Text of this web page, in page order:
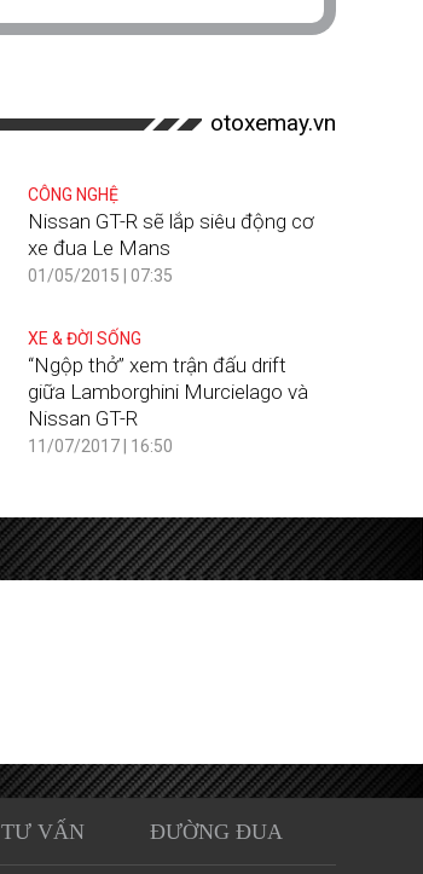
otoxemay.vn
CÔNG NGHỆ
Nissan GT-R sẽ lắp siêu động cơ
xe đua Le Mans
01/05/2015 | 07:35
XE & ĐỜI SỐNG
“Ngộp thở” xem trận đấu drift
giữa Lamborghini Murcielago và
Nissan GT-R
11/07/2017 | 16:50
TƯ VẤN ĐƯỜNG ĐUA